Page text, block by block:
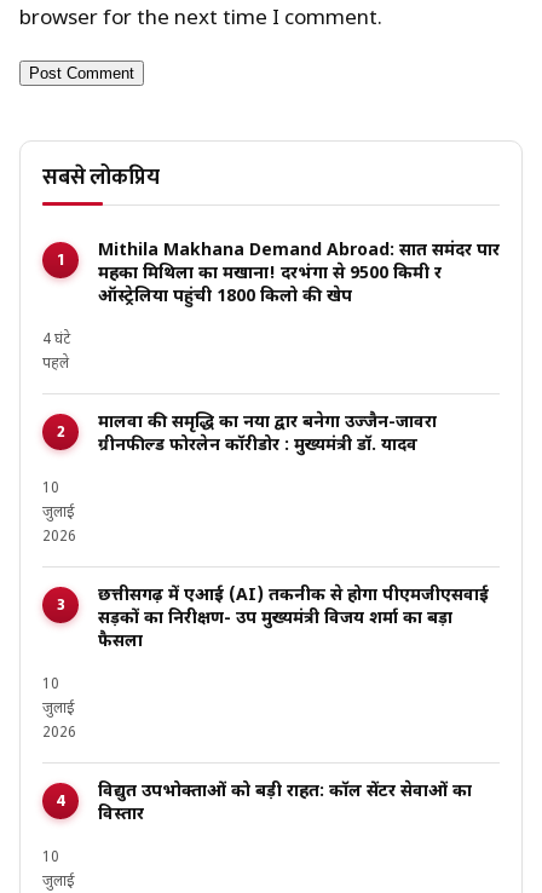
browser for the next time I comment.
सबसे लोकप्रिय
Mithila Makhana Demand Abroad: सात समंदर पार
महका मिथिला का मखाना! दरभंगा से 9500 किमी दूर
ऑस्ट्रेलिया पहुंची 1800 किलो की खेप
4 घंटे
पहले
मालवा की समृद्धि का नया द्वार बनेगा उज्जैन-जावरा
ग्रीनफील्ड फोरलेन कॉरीडोर : मुख्यमंत्री डॉ. यादव
10
जुलाई
2026
छत्तीसगढ़ में एआई (AI) तकनीक से होगा पीएमजीएसवाई
सड़कों का निरीक्षण- उप मुख्यमंत्री विजय शर्मा का बड़ा
फैसला
10
जुलाई
2026
विद्युत उपभोक्ताओं को बड़ी राहत: कॉल सेंटर सेवाओं का
विस्तार
10
जुलाई